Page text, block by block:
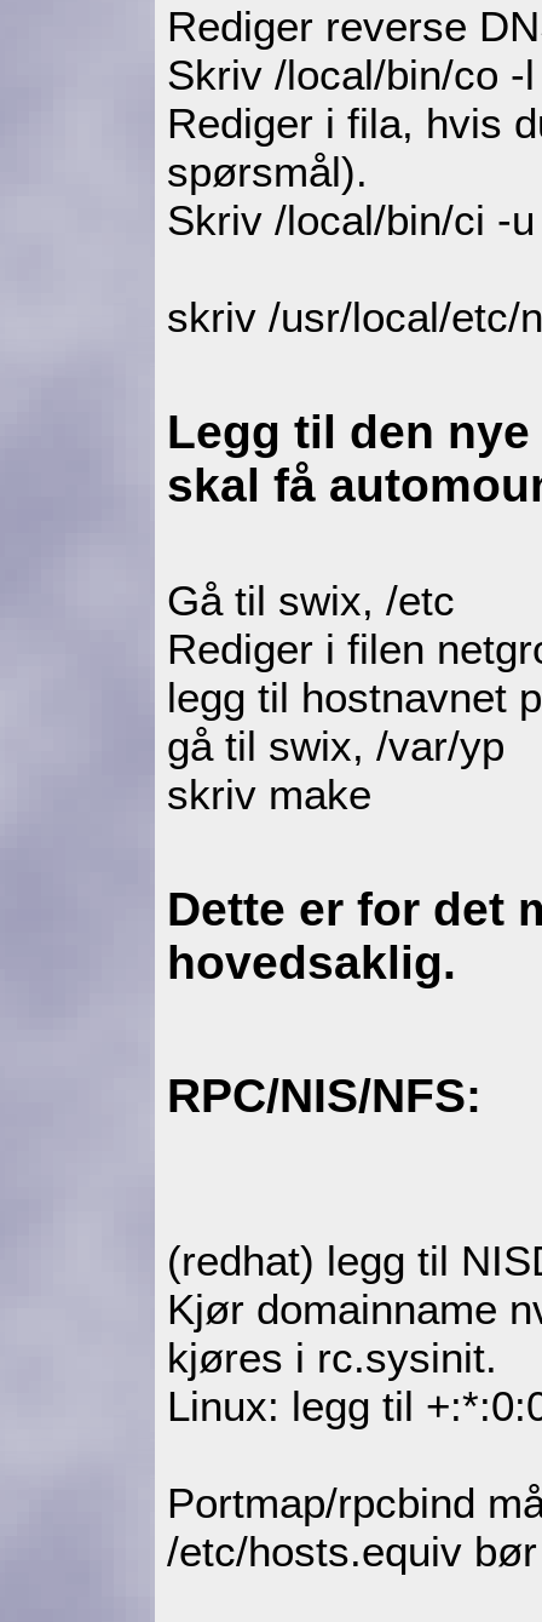
Rediger reverse
Skriv /local/bin/co -
Rediger i fila, hvis
spørsmål).
Skriv /local/bin/ci -
skriv /usr/local/etc/
Legg til den
skal få
Gå til swix, /etc
Rediger i filen
legg til hostnavnet
gå til swix, /var/yp
skriv make
Dette er for det
hovedsaklig.
RPC/NIS/NFS:
(redhat) legg til
Kjør domainname
kjøres i rc.sysinit.
Linux: legg til
Portmap/rpcbind
/etc/hosts.equiv